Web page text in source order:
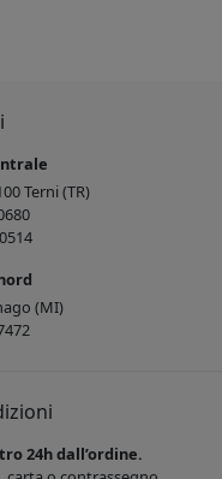
Terni (TR)
(MI)
24h dall’ordine.